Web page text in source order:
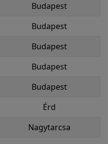
Budapest
Budapest
Budapest
Budapest
Budapest
Érd
Nagytarcsa